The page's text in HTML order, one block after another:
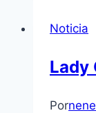
Noticia
Lady
Por